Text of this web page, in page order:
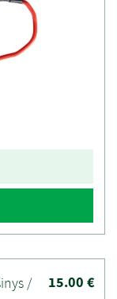
15.00 €
/